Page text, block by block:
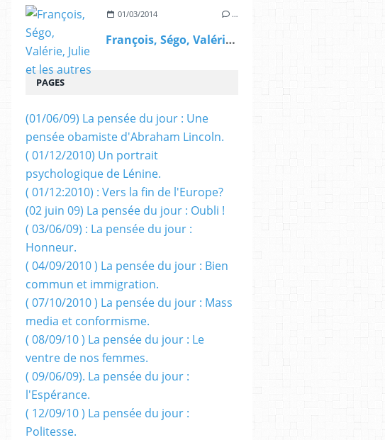
01/03/2014 …
François, Ségo, Valérie, Julie et les autres
PAGES
(01/06/09) La pensée du jour : Une
pensée obamiste d'Abraham Lincoln.
( 01/12/2010) Un portrait
psychologique de Lénine.
( 01/12:2010) : Vers la fin de l'Europe?
(02 juin 09) La pensée du jour : Oubli !
( 03/06/09) : La pensée du jour :
Honneur.
( 04/09/2010 ) La pensée du jour : Bien
commun et immigration.
( 07/10/2010 ) La pensée du jour : Mass
media et conformisme.
( 08/09/10 ) La pensée du jour : Le
ventre de nos femmes.
( 09/06/09). La pensée du jour :
l'Espérance.
( 12/09/10 ) La pensée du jour :
Politesse.